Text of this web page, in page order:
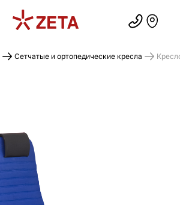
Сетчатые и ортопедические кресла